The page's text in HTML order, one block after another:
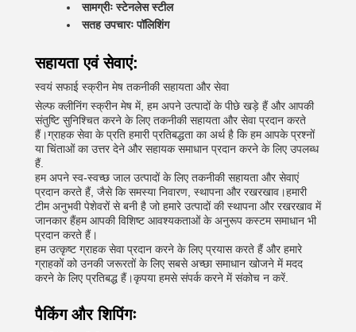
सामग्रीः स्टेनलेस स्टील
सतह उपचारः पॉलिशिंग
सहायता एवं सेवाएं:
स्वयं सफाई स्क्रीन मेष तकनीकी सहायता और सेवा
सेल्फ क्लीनिंग स्क्रीन मेष में, हम अपने उत्पादों के पीछे खड़े हैं और आपकी
संतुष्टि सुनिश्चित करने के लिए तकनीकी सहायता और सेवा प्रदान करते
हैं।ग्राहक सेवा के प्रति हमारी प्रतिबद्धता का अर्थ है कि हम आपके प्रश्नों
या चिंताओं का उत्तर देने और सहायक समाधान प्रदान करने के लिए उपलब्ध
हैं.
हम अपने स्व-स्वच्छ जाल उत्पादों के लिए तकनीकी सहायता और सेवाएं
प्रदान करते हैं, जैसे कि समस्या निवारण, स्थापना और रखरखाव।हमारी
टीम अनुभवी पेशेवरों से बनी है जो हमारे उत्पादों की स्थापना और रखरखाव में
जानकार हैंहम आपकी विशिष्ट आवश्यकताओं के अनुरूप कस्टम समाधान भी
प्रदान करते हैं।
हम उत्कृष्ट ग्राहक सेवा प्रदान करने के लिए प्रयास करते हैं और हमारे
ग्राहकों को उनकी जरूरतों के लिए सबसे अच्छा समाधान खोजने में मदद
करने के लिए प्रतिबद्ध हैं।कृपया हमसे संपर्क करने में संकोच न करें.
पैकिंग और शिपिंगः